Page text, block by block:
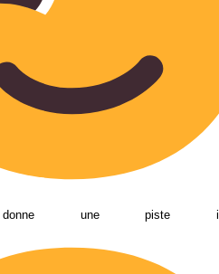
une piste